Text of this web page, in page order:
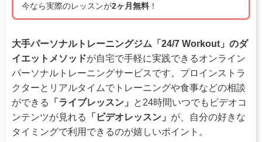
今なら実際のレッスンが2ヶ月無料 ！
大手パーソナルトレーニングジム「24/7 Workout」のダ
イエットメソッドが自宅で手軽に実践できるオンライン
パーソナルトレーニングサービスです。プロインストラ
クターとリアルタイムでトレーニングや食事などの相談
ができる
「ライブレッスン」
と24時間いつでもビデオコ
ンテンツが見れる
「ビデオレッスン」 が、自分の好きな
タイミングで利用できるのが嬉しいポイント。